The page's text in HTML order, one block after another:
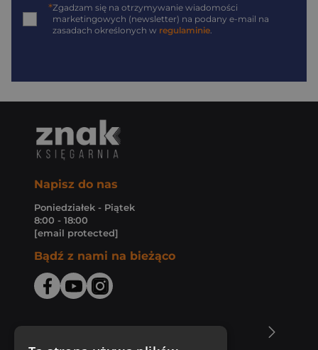
*Zgadzam się na otrzymywanie wiadomości
marketingowych (newsletter) na podany e-mail na
zasadach określonych w regulaminie
Napisz do nas
Poniedziałek - Piątek
8:00 - 18:00
[email protected]
Bądź z nami na bieżąco